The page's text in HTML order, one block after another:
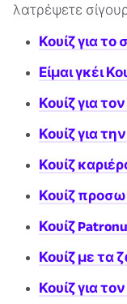
λατρέψετε
Κουίζ για το
Είμαι γκέι
Κουίζ για
Κουίζ για
Κουίζ
Κουίζ
Κουίζ
Κουίζ με τα
Κουίζ για